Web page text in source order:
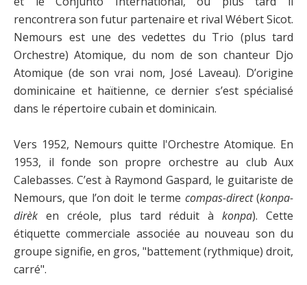
rencontrera son futur partenaire et rival Wébert Sicot.
Nemours est une des vedettes du Trio (plus tard
Orchestre) Atomique, du nom de son chanteur Djo
Atomique (de son vrai nom, José Laveau). D’origine
dominicaine et haïtienne, ce dernier s’est spécialisé
dans le répertoire cubain et dominicain.
Vers 1952, Nemours quitte l'Orchestre Atomique. En
1953, il fonde son propre orchestre au club Aux
Calebasses. C’est à Raymond Gaspard, le guitariste de
Nemours, que l’on doit le terme compas-direct(konpa-
dirèk en créole, plus tard réduit àkonpa). Cette
étiquette commerciale associée au nouveau son du
groupe signifie, en gros, "battement (rythmique) droit,
carré".